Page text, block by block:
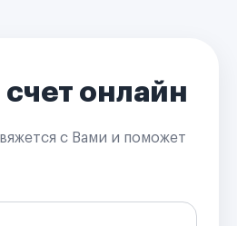
онлайн
с Вами и поможет